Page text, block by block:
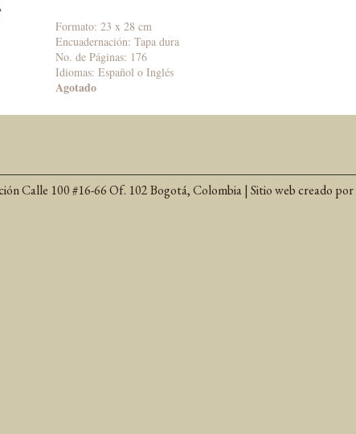
Formato: 23 x 28 cm
Encuadernación: Tapa dura
No. de Páginas: 176
Idiomas: Español o Inglés
Agotado
Calle 100 #16-66 Of. 102 Bogotá, Colombia | Sitio web creado